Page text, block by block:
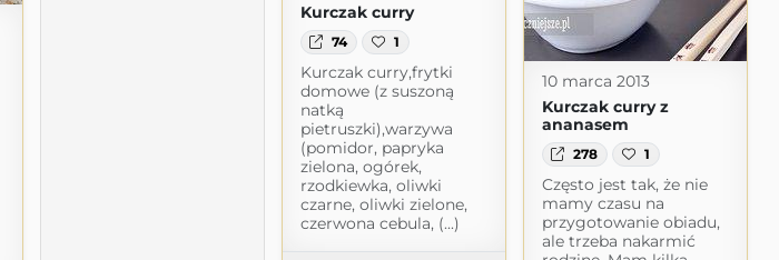
Kurczak curry
74 1
Kurczak curry,frytki
domowe (z suszoną
natką
pietruszki),warzywa
(pomidor, papryka
zielona, ogórek,
rzodkiewka, oliwki
czarne, oliwki zielone,
czerwona cebula, (...)
10 marca 2013
Kurczak curry z
ananasem
278 1
Często jest tak, że nie
mamy czasu na
przygotowanie obiadu,
ale trzeba nakarmić